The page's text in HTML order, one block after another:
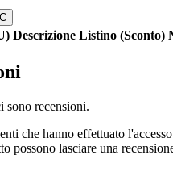
Descrizione Listino (Sconto)
sono recensioni.
che hanno effettuato
possono lasciare una